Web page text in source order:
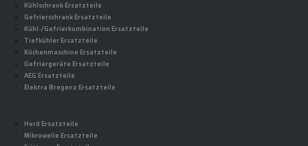
Kühlschrank Ersatzteile
Gefrierschrank Ersatzteile
Kühl-/Gefrierkombination Ersatzteile
Tiefkühler Ersatzteile
Küchenmaschine Ersatzteile
Gefriergeräte Ersatzteile
AEG Ersatzteile
Elektra Bregenz Ersatzteile
Herd Ersatzteile
Mikrowelle Ersatzteile